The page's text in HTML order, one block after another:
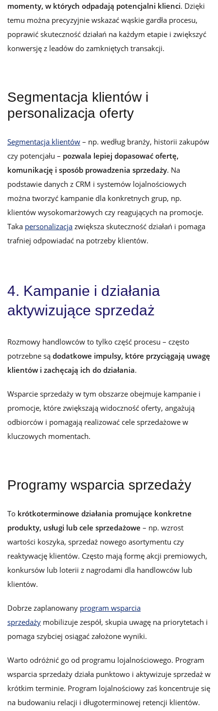
momenty, w których odpadają potencjalni klienci. Dzięki
temu można precyzyjnie wskazać wąskie gardła procesu,
poprawić skuteczność działań na każdym etapie i zwiększyć
konwersję z leadów do zamkniętych transakcji.
Segmentacja klientów i
personalizacja oferty
Segmentacja klientów – np. według branży, historii zakupów
czy potencjału – pozwala lepiej dopasować ofertę,
komunikację i sposób prowadzenia sprzedaży. Na
podstawie danych z CRM i systemów lojalnościowych
można tworzyć kampanie dla konkretnych grup, np.
klientów wysokomarżowych czy reagujących na promocje.
Taka personalizacja zwiększa skuteczność działań i pomaga
trafniej odpowiadać na potrzeby klientów.
4. Kampanie i działania
aktywizujące sprzedaż
Rozmowy handlowców to tylko część procesu – często
potrzebne są dodatkowe impulsy, które przyciągają uwagę
klientów i zachęcają ich do działania.
Wsparcie sprzedaży w tym obszarze obejmuje kampanie i
promocje, które zwiększają widoczność oferty, angażują
odbiorców i pomagają realizować cele sprzedażowe w
kluczowych momentach.
Programy wsparcia sprzedaży
To krótkoterminowe działania promujące konkretne
produkty, usługi lub cele sprzedażowe – np. wzrost
wartości koszyka, sprzedaż nowego asortymentu czy
reaktywację klientów. Często mają formę akcji premiowych,
konkursów lub loterii z nagrodami dla handlowców lub
klientów.
Dobrze zaplanowany program wsparcia
sprzedaży mobilizuje zespół, skupia uwagę na priorytetach i
pomaga szybciej osiągać założone wyniki.
Warto odróżnić go od programu lojalnościowego. Program
wsparcia sprzedaży działa punktowo i aktywizuje sprzedaż w
krótkim terminie. Program lojalnościowy zaś koncentruje się
na budowaniu relacji i długoterminowej retencji klientów.